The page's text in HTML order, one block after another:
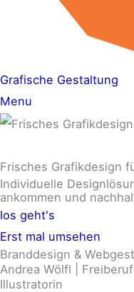
Grafische Gestaltung
Menu
Frisches Grafikdesign
Individuelle
ankommen und
los geht's
Erst mal umsehen
Branddesign &
Andrea Wölfl |
Illustratorin